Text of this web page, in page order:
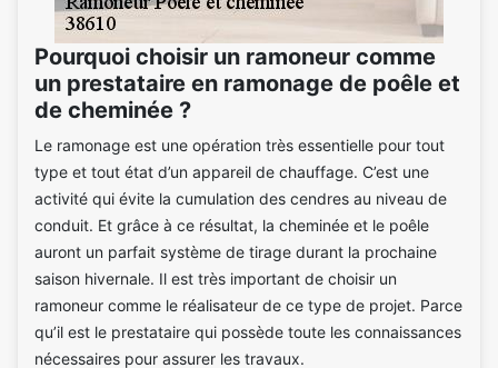
Pourquoi choisir un ramoneur comme
un prestataire en ramonage de poêle et
de cheminée ?
Le ramonage est une opération très essentielle pour tout
type et tout état d’un appareil de chauffage. C’est une
activité qui évite la cumulation des cendres au niveau de
conduit. Et grâce à ce résultat, la cheminée et le poêle
auront un parfait système de tirage durant la prochaine
saison hivernale. Il est très important de choisir un
ramoneur comme le réalisateur de ce type de projet. Parce
qu’il est le prestataire qui possède toute les connaissances
nécessaires pour assurer les travaux.